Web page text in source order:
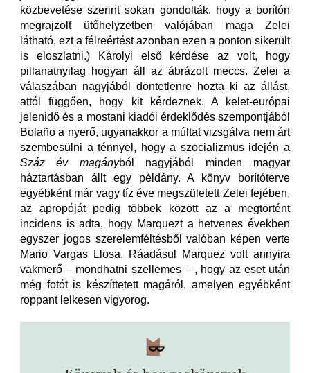
közbevetése szerint sokan gondolták, hogy a borítón
megrajzolt ütőhelyzetben valójában maga Zelei
látható, ezt a félreértést azonban ezen a ponton sikerült
is eloszlatni.) Károlyi első kérdése az volt, hogy
pillanatnyilag hogyan áll az ábrázolt meccs. Zelei a
válaszában nagyjából döntetlenre hozta ki az állást,
attól függően, hogy kit kérdeznek. A kelet-európai
jelenidő és a mostani kiadói érdeklődés szempontjából
Bolaño a nyerő, ugyanakkor a múltat vizsgálva nem árt
szembesülni a ténnyel, hogy a szocializmus idején a
Száz év magányból nagyjából minden magyar
háztartásban állt egy példány. A könyv borítóterve
egyébként már vagy tíz éve megszületett Zelei fejében,
az apropóját pedig többek között az a megtörtént
incidens is adta, hogy Marquezt a hetvenes években
egyszer jogos szerelemféltésből valóban képen verte
Mario Vargas Llosa. Ráadásul Marquez volt annyira
vakmerő – mondhatni szellemes – , hogy az eset után
még fotót is készíttetett magáról, amelyen egyébként
roppant lelkesen vigyorog.